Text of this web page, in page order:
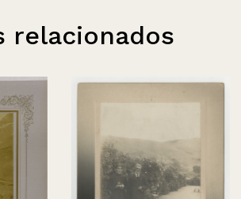
relacionados